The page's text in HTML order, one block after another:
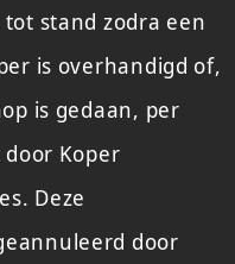
stand zodra een
is overhandigd of,
is gedaan, per
Koper
Deze
door